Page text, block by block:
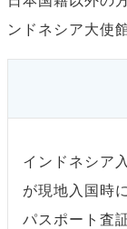
ンドネシア大使
インドネシア
が現地入国時
パスポート査